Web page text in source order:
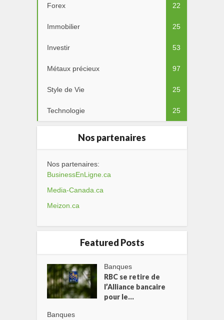
Forex 22
Immobilier 25
Investir 53
Métaux précieux 97
Style de Vie 25
Technologie 25
Nos partenaires
Nos partenaires:
BusinessEnLigne.ca
Media-Canada.ca
Meizon.ca
Featured Posts
Banques
RBC se retire de
l’Alliance bancaire
pour le...
Banques